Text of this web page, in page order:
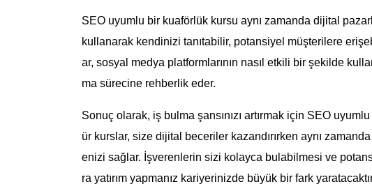
SEO uyumlu bir kuaförlük kursu aynı zamanda dijital
kullanarak kendinizi tanıtabilir, potansiyel müşterilere
ar, sosyal medya platformlarının nasıl etkili bir şekilde
ma sürecine rehberlik eder.
Sonuç olarak, iş bulma şansınızı artırmak için SEO
ür kurslar, size dijital beceriler kazandırırken aynı
enizi sağlar. İşverenlerin sizi kolayca bulabilmesi ve
ra yatırım yapmanız kariyerinizde büyük bir fark